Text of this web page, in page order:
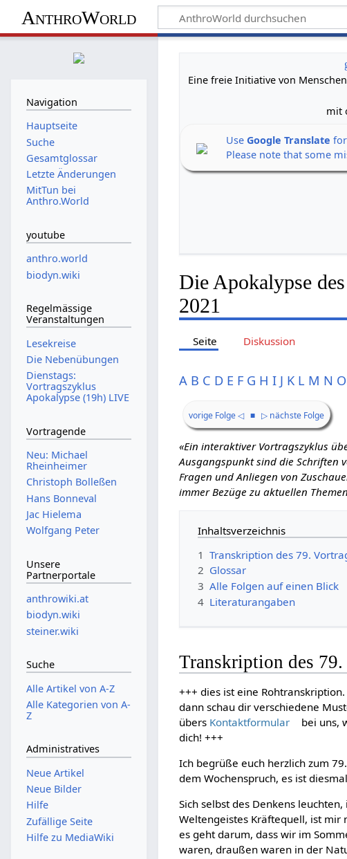
AnthroWorld
Eine freie Initiative von
mit
UseGoogle Translate
Please note that some
Die Apokalypse
2021
Seite Diskussion
A B C D E F G H I J K L M N O
vorige Folge ◁ ■ ▷ nächste Folge
«Ein interaktiver Vortragszyklus
Ausgangspunkt sind die Schriften
Fragen und Anliegen von
immer Bezüge zu aktuellen
Inhaltsverzeichnis
1 Transkription des 79.
2 Glossar
3 Alle Folgen auf einen Blick
4 Literaturangaben
Transkription des
+++ dies ist eine
dann schau dir verschiedene
übers Kontaktformular bei uns,
dich! +++
Ich begrüße euch herzlich zum
dem Wochenspruch, es ist
Sich selbst des Denkens
Weltengeistes Kräftequell, ist mir
es geht darum, dass wir im
waren, draußen waren in der
Navigation
Hauptseite
Suche
Gesamtglossar
Letzte Änderungen
MitTun bei
Anthro.World
youtube
anthro.world
biodyn.wiki
Regelmässige
Veranstaltungen
Lesekreise
Die Nebenübungen
Dienstags:
Vortragszyklus
Apokalypse (19h) LIVE
Vortragende
Neu: Michael
Rheinheimer
Christoph Bolleßen
Hans Bonneval
Jac Hielema
Wolfgang Peter
Unsere
Partnerportale
anthrowiki.at
biodyn.wiki
steiner.wiki
Suche
Alle Artikel von A-Z
Alle Kategorien von A-
Z
Administratives
Neue Artikel
Neue Bilder
Hilfe
Zufällige Seite
Hilfe zu MediaWiki